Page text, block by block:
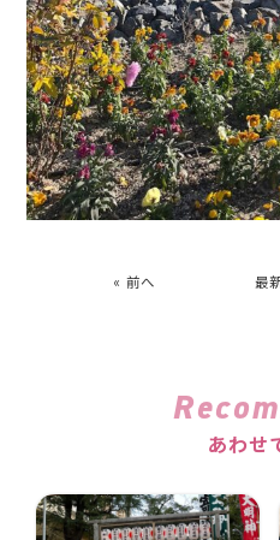
« 前へ 最
あわせ